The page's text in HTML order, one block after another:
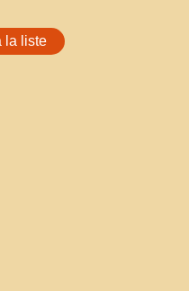
la liste